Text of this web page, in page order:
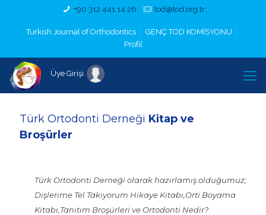
+90 312 441 14 26 tod@tod.org.tr
Turkish Journal of Orthodontics
GENÇ TOD KOMİSYONU
Profil
Üye Girişi
Türk Ortodonti Derneği Kitap ve
Broşürler
Türk Ortodonti Derneği olarak hazırlamış olduğumuz;
Dişlerime Tel Takıyorum Hikaye Kitabı,Orti Boyama
Kitabı,Tanıtım Broşürleri ve Ortodonti Nedir?